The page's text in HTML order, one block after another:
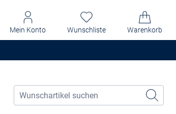
Mein Konto Wunschliste Warenkorb